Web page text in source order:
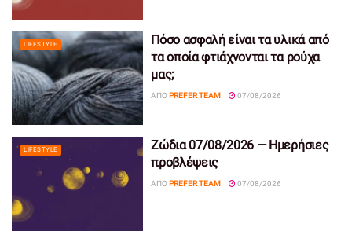
LIFESTYLE
Πόσο ασφαλή είναι τα υλικά από
τα οποία φτιάχνονται τα ρούχα
μας;
ΑΠΌ PREFER TEAM 07/08/2026
LIFESTYLE
Ζώδια 07/08/2026 — Ημερήσιες
προβλέψεις
ΑΠΌ PREFER TEAM 07/08/2026